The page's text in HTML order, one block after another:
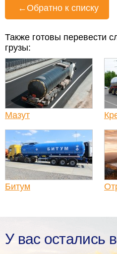
← Обратно к списку
Также готовы перевести
грузы:
Мазут
Битум
У вас остались